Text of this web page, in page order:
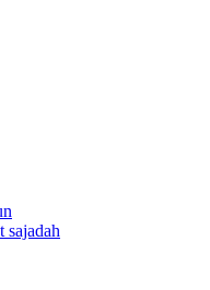
sajadah